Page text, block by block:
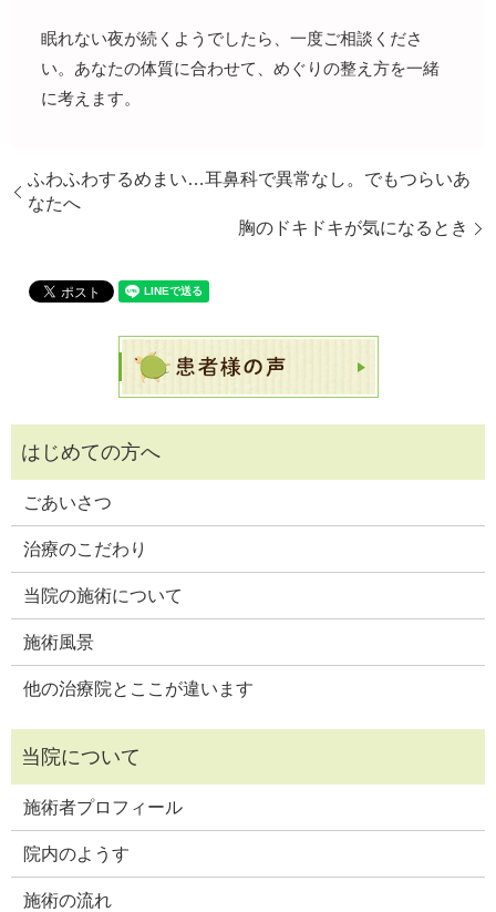
眠れない夜が続くようでしたら、一度ご相談くださ
い。あなたの体質に合わせて、めぐりの整え方を一緒
に考えます。
ふわふわするめまい…耳鼻科で異常なし。でもつらいあ
なたへ
胸のドキドキが気になるとき
ごあいさつ
治療のこだわり
当院の施術について
施術風景
他の治療院とここが違います
施術者プロフィール
院内のようす
施術の流れ